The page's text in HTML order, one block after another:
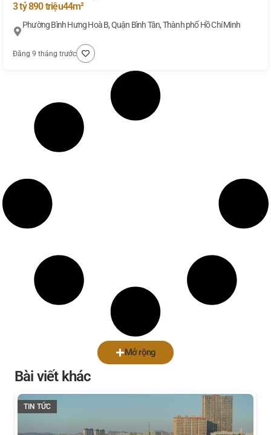
3 tỷ 890 triệu44m²
Phường Bình Hưng Hoà B, Quận Bình Tân, Thành phố Hồ Chí Minh
Đăng 9 tháng trước
Mở rộng
Bài viết khác
TIN TỨC